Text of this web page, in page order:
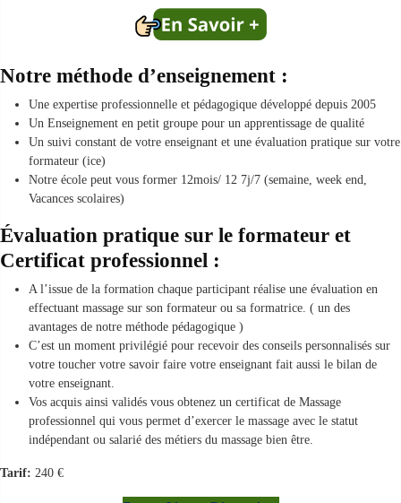
Notre méthode d’enseignement :
Une expertise professionnelle et pédagogique développé depuis 2005
Un Enseignement en petit groupe pour un apprentissage de qualité
Un suivi constant de votre enseignant et une évaluation pratique sur votre
formateur (ice)
Notre école peut vous former 12mois/ 12 7j/7 (semaine, week end,
Vacances scolaires)
Évaluation pratique sur le formateur et
Certificat professionnel :
A l’issue de la formation chaque participant réalise une évaluation en
effectuant massage sur son formateur ou sa formatrice. ( un des
avantages de notre méthode pédagogique )
C’est un moment privilégié pour recevoir des conseils personnalisés sur
votre toucher votre savoir faire votre enseignant fait aussi le bilan de
votre enseignant.
Vos acquis ainsi validés vous obtenez un certificat de Massage
professionnel qui vous permet d’exercer le massage avec le statut
indépendant ou salarié des métiers du massage bien être.
Tarif: 240 €